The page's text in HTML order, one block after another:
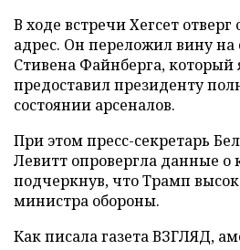
В ходе встречи Хегсет
адрес. Он переложил вину на
Стивена Файнберга, который
предоставил президенту
состоянии арсеналов.
При этом пресс-секретарь
Левитт опровергла данные о
подчеркнув, что Трамп
министра обороны.
Как писала газета ВЗГЛЯД,